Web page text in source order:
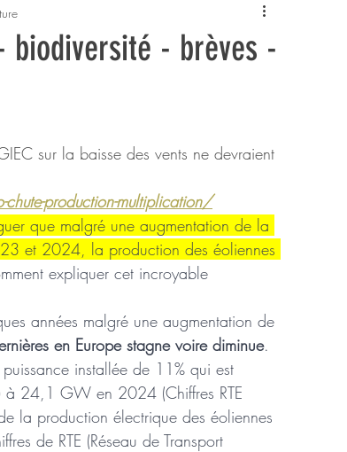
biodiversité - brèves -
sur la baisse des vents ne devraient
production-multiplication/
que malgré une augmentation de la
et 2024, la production des éoliennes
expliquer cet incroyable
années malgré une augmentation de
en Europe stagne voire diminue.
installée de 11% qui est
24,1 GW en 2024 (Chiffres RTE
la production électrique des éoliennes
de RTE (Réseau de Transport